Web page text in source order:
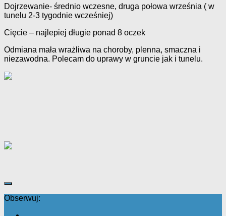
Dojrzewanie- średnio wczesne, druga połowa września ( w
tunelu 2-3 tygodnie wcześniej)
Cięcie – najlepiej długie ponad 8 oczek
Odmiana mała wrażliwa na choroby, plenna, smaczna i
niezawodna. Polecam do uprawy w gruncie jak i tunelu.
Obserwuj: